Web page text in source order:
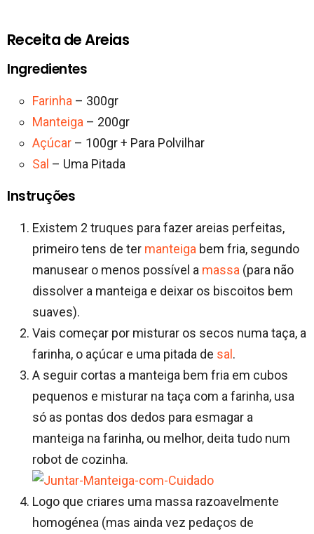
Receita de Areias
Ingredientes
Farinha – 300gr
Manteiga – 200gr
Açúcar – 100gr + Para Polvilhar
Sal – Uma Pitada
Instruções
Existem 2 truques para fazer areias perfeitas,
primeiro tens de ter manteiga bem fria, segundo
manusear o menos possível a massa (para não
dissolver a manteiga e deixar os biscoitos bem
suaves).
Vais começar por misturar os secos numa taça, a
farinha, o açúcar e uma pitada de sal.
A seguir cortas a manteiga bem fria em cubos
pequenos e misturar na taça com a farinha, usa
só as pontas dos dedos para esmagar a
manteiga na farinha, ou melhor, deita tudo num
robot de cozinha.
Logo que criares uma massa razoavelmente
homogénea (mas ainda vez pedaços de